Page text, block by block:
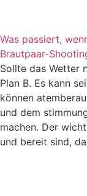
Was passiert,
Brautpaar-
Sollte das Wetter
Plan B. Es kann
können
und dem
machen. Der
und bereit sind,